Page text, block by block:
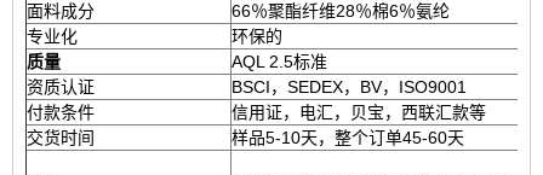
面料成分
66％聚酯纤维28％棉6％氨纶
专业化
环保的
质量
AQL 2.5标准
资质认证
BSCI，SEDEX，BV，ISO9001
付款条件
信用证，电汇，贝宝，西联汇款等
交货时间
样品5-10天，整个订单45-60天